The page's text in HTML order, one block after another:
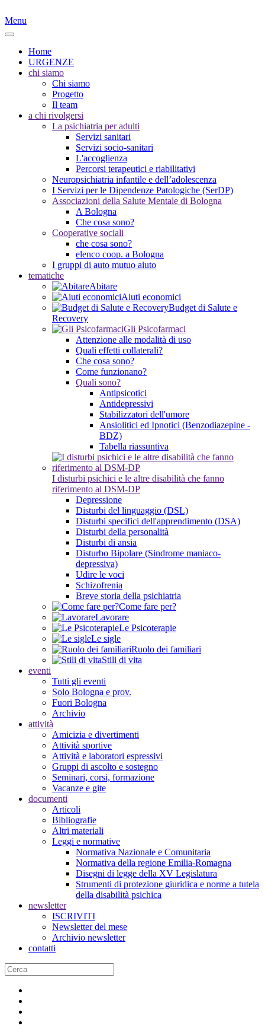
Menu
Home
URGENZE
chi siamo
Chi siamo
Progetto
Il team
a chi rivolgersi
La psichiatria per adulti
Servizi sanitari
Servizi socio-sanitari
L'accoglienza
Percorsi terapeutici e riabilitativi
Neuropsichiatria infantile e dell’adolescenza
I Servizi per le Dipendenze Patologiche (SerDP)
Associazioni della Salute Mentale di Bologna
A Bologna
Che cosa sono?
Cooperative sociali
che cosa sono?
elenco coop. a Bologna
I gruppi di auto mutuo aiuto
tematiche
Abitare
Aiuti economici
Budget di Salute e
Recovery
Gli Psicofarmaci
Attenzione alle modalità di uso
Quali effetti collaterali?
Che cosa sono?
Come funzionano?
Quali sono?
Antipsicotici
Antidepressivi
Stabilizzatori dell'umore
Ansiolitici ed Ipnotici (Benzodiazepine -
BDZ)
Tabella riassuntiva
I disturbi psichici e le altre disabilità che fanno
riferimento al DSM-DP
Depressione
Disturbi del linguaggio (DSL)
Disturbi specifici dell'apprendimento (DSA)
Disturbi della personalità
Disturbi di ansia
Disturbo Bipolare (Sindrome maniaco-
depressiva)
Udire le voci
Schizofrenia
Breve storia della psichiatria
Come fare per?
Lavorare
Le Psicoterapie
Le sigle
Ruolo dei familiari
Stili di vita
eventi
Tutti gli eventi
Solo Bologna e prov.
Fuori Bologna
Archivio
attività
Amicizia e divertimenti
Attività sportive
Attività e laboratori espressivi
Gruppi di ascolto e sostegno
Seminari, corsi, formazione
Vacanze e gite
documenti
Articoli
Bibliografie
Altri materiali
Leggi e normative
Normativa Nazionale e Comunitaria
Normativa della regione Emilia-Romagna
Disegni di legge della XV Legislatura
Strumenti di protezione giuridica e norme a tutela
della disabilità psichica
newsletter
ISCRIVITI
Newsletter del mese
Archivio newsletter
contatti